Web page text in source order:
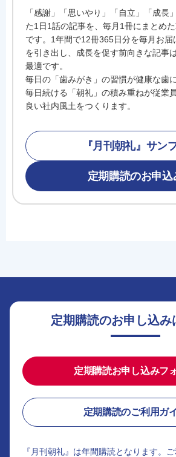
「感謝」「思いやり」「自立」「成長
た1日1話の記事を、毎月1冊にまとめ
です。1年間で12冊365日分を毎月お届
を引き出し、成長を促す前向きな記事
最適です。
毎日の「歯みがき」の習慣が健康な歯
毎日続ける「朝礼」の積み重ねが従業
良い社内風土をつくります。
『月刊朝礼』サン
定期購読のお申込
定期購読のお申し込み
定期購読お申し込みフ
定期購読のご利用ガ
『月刊朝礼』は年間購読となります。